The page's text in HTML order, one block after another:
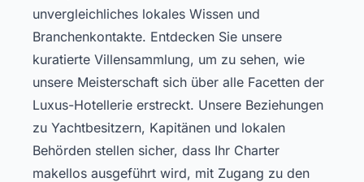
unvergleichliches lokales Wissen und
Branchenkontakte. Entdecken Sie unsere
kuratierte Villensammlung, um zu sehen, wie
unsere Meisterschaft sich über alle Facetten der
Luxus-Hotellerie erstreckt. Unsere Beziehungen
zu Yachtbesitzern, Kapitänen und lokalen
Behörden stellen sicher, dass Ihr Charter
makellos ausgeführt wird, mit Zugang zu den